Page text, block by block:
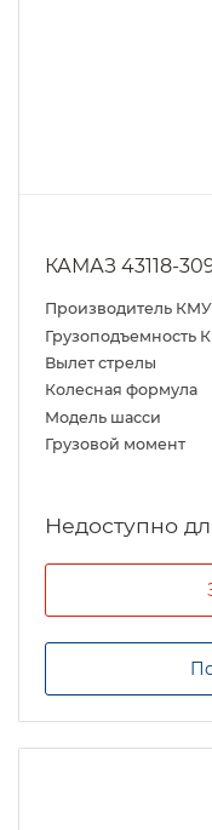
КАМАЗ 43118-
Производитель КМУ
Грузоподъемность
Вылет стрелы
Колесная формула
Модель шасси
Грузовой момент